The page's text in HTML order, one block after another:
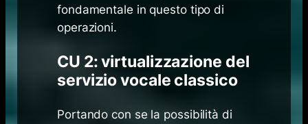
fondamentale in questo tipo di
operazioni.
CU 2: virtualizzazione del
servizio vocale classico
Portando con se la possibilità di